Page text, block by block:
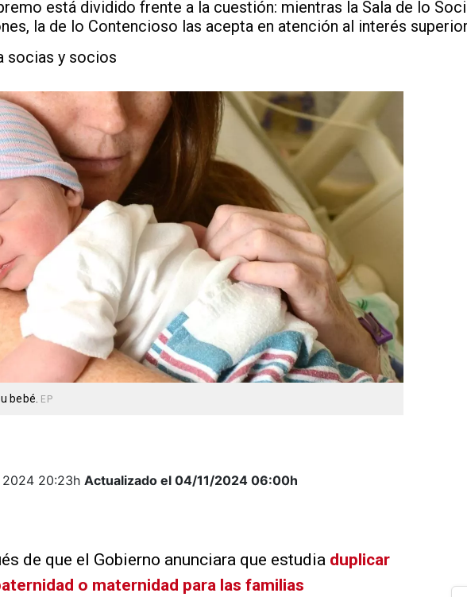
está dividido frente a la cuestión: mientras la Sala de lo
la de lo Contencioso las acepta en atención al interés
socias y socios
bebé. EP
2024 20:23h Actualizado el 04/11/2024 06:00h
de que el Gobierno anunciara que estudia duplicar
o maternidad para las familias